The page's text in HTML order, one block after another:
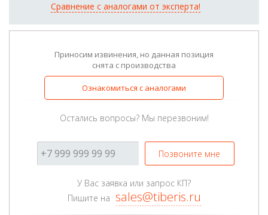
Сравнение с аналогами от эксперта!
Приносим извинения, но данная позиция
снята с производства
Ознакомиться с аналогами
Остались вопросы? Мы перезвоним!
Позвоните мне
У Вас заявка или запрос КП?
Пишите на sales@tiberis.ru